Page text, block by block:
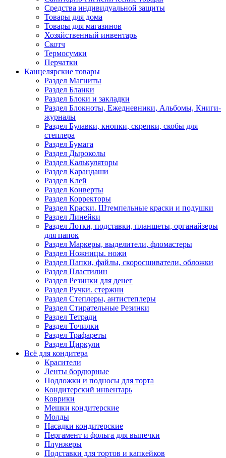
Средства индивидуальной защиты
Товары для дома
Товары для магазинов
Хозяйственный инвентарь
Скотч
Термосумки
Перчатки
Канцелярские товары
Раздел Магниты
Раздел Бланки
Раздел Блоки и закладки
Раздел Блокноты, Ежедневники, Альбомы, Книги-
журналы
Раздел Булавки, кнопки, скрепки, скобы для
степлера
Раздел Бумага
Раздел Дыроколы
Раздел Калькуляторы
Раздел Карандаши
Раздел Клей
Раздел Конверты
Раздел Корректоры
Раздел Краски. Штемпельные краски и подушки
Раздел Линейки
Раздел Лотки, подставки, планшеты, органайзеры
для папок
Раздел Маркеры, выделители, фломастеры
Раздел Ножницы. ножи
Раздел Папки, файлы, скоросшиватели, обложки
Раздел Пластилин
Раздел Резинки для денег
Раздел Ручки. стержни
Раздел Степлеры, антистеплеры
Раздел Стирательные Резинки
Раздел Тетради
Раздел Точилки
Раздел Трафареты
Раздел Циркули
Всё для кондитера
Красители
Ленты бордюрные
Подложки и подносы для торта
Кондитерский инвентарь
Коврики
Мешки кондитерские
Молды
Насадки кондитерские
Пергамент и фольга для выпечки
Плунжеры
Подставки для тортов и капкейков